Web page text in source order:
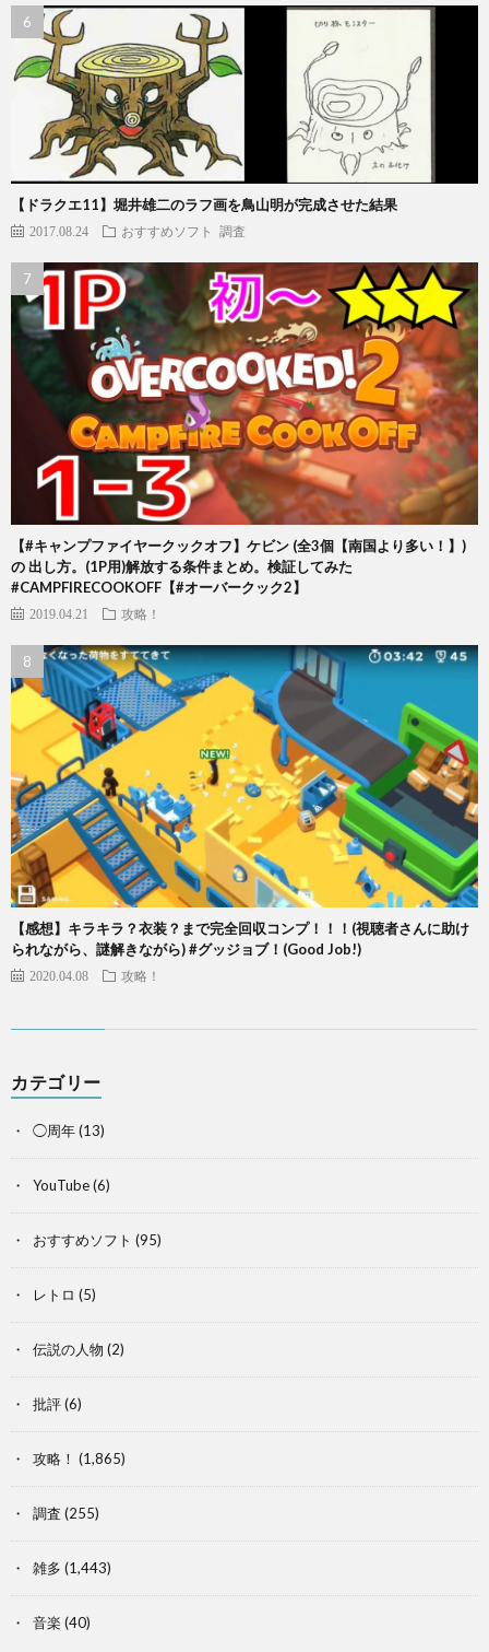
【ドラクエ11】堀井雄二のラフ画を鳥山明が完成させた結果
2017.08.24 おすすめソフト 調査
【#キャンプファイヤークックオフ】ケビン (全3個【南国より多い！】)
の 出し方。(1P用)解放する条件まとめ。検証してみた
#CAMPFIRECOOKOFF【#オーバークック2】
2019.04.21 攻略！
【感想】キラキラ？衣装？まで完全回収コンプ！！！(視聴者さんに助け
られながら、謎解きながら) #グッジョブ！(Good Job!)
2020.04.08 攻略！
カテゴリー
◯周年(13)
YouTube(6)
おすすめソフト (95)
レトロ (5)
伝説の人物 (2)
批評(6)
攻略！ (1,865)
調査 (255)
雑多 (1,443)
音楽 (40)